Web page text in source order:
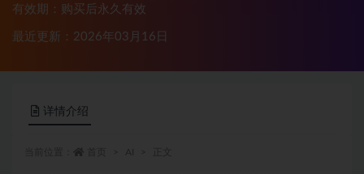
有效期：购买后永久有效
最近更新：2026年03月16日
详情介绍